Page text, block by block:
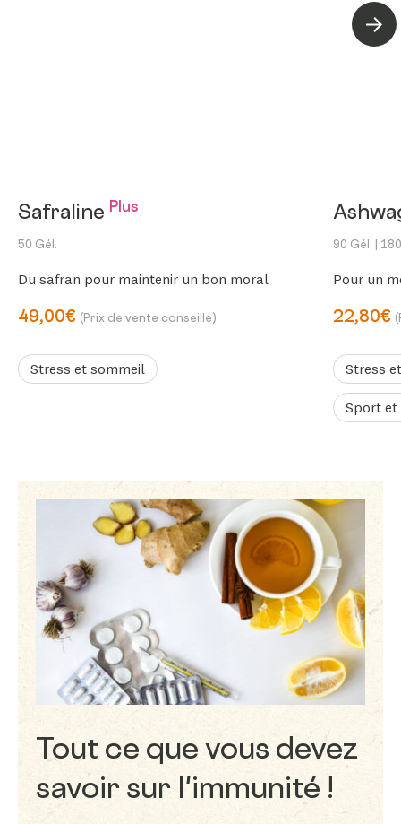
Safraline Plus
50 Gél.
Du safran pour maintenir un bon moral
49,00€ (Prix de vente conseillé)
Stress et sommeil
90 Gél. |
Pour un
22,80€
Stress
Sport
Tout ce que vous devez
savoir sur l'immunité !